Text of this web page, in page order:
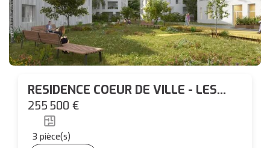
RESIDENCE COEUR DE VILLE - LES
SORINIERES - T3
255 500 €
3 pièce(s)